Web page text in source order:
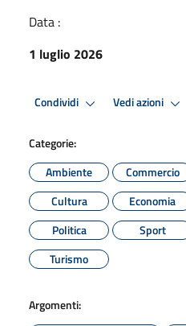
Data :
1 luglio 2026
Condividi Vedi azioni
Categorie:
Ambiente
Commercio
Cultura
Economia
Politica
Sport
Turismo
Argomenti: